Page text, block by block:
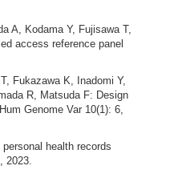
A, Kodama Y, Fujisawa T,
access reference panel
Fukazawa K, Inadomi Y,
R, Matsuda F: Design
Genome Var 10(1): 6,
health records
2023.